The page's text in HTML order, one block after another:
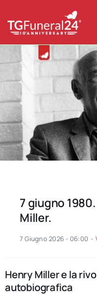
content
7 giugno
Miller.
7 Giugno 2026 - 06:00 -
Henry Miller e la
autobiografica